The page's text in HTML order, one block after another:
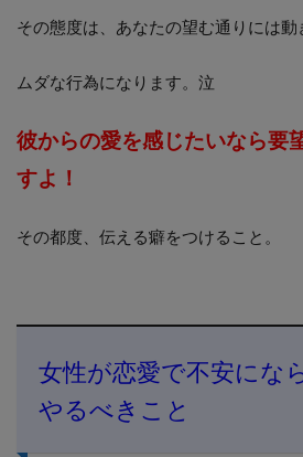
その態度は、あなたの望む通りには動
ムダな行為になります。泣
彼からの愛を感じたいなら要
すよ！
その都度、伝える癖をつけること。
女性が恋愛で不安にな
やるべきこと